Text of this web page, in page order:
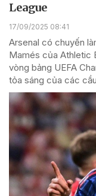
League
17/09/2025 08:41
Arsenal có chuyến
Mamés của Athletic
vòng bảng UEFA
tỏa sáng của các